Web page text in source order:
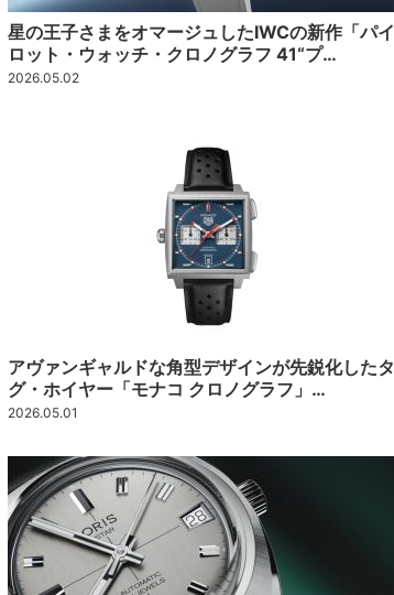
星の王子さまをオマージュしたIWCの新作「パイ
ロット・ウォッチ・クロノグラフ 41“プ…
2026.05.02
アヴァンギャルドな角型デザインが先鋭化したタ
グ・ホイヤー「モナコ クロノグラフ」…
2026.05.01